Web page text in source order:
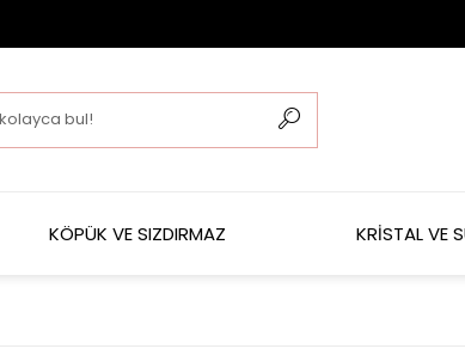
KÖPÜK VE SIZDIRMAZ KRİSTAL VE